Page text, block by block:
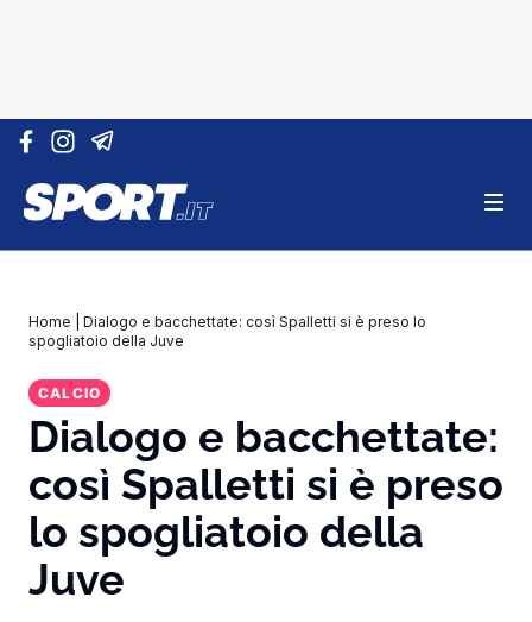
Vai al contenuto
Home
Dialogo e bacchettate: così Spalletti si è preso lo
spogliatoio della Juve
CALCIO
Dialogo e bacchettate:
così Spalletti si è preso
lo spogliatoio della
Juve